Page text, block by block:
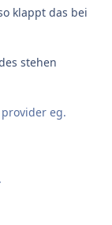
klappt das bei
stehen
eg.